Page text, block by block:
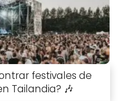
festivales de
Tailandia? 🎶